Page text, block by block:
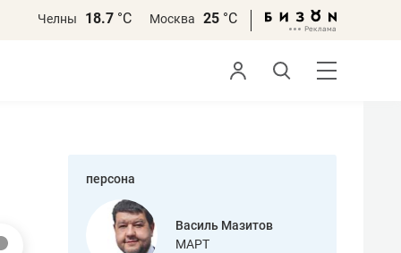
Челны 18.7 °С Москва 25 °С
персона
Василь Мазитов
МАРТ